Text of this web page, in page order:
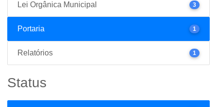
Lei Orgânica Municipal 3
Portaria 1
Relatórios 1
Status